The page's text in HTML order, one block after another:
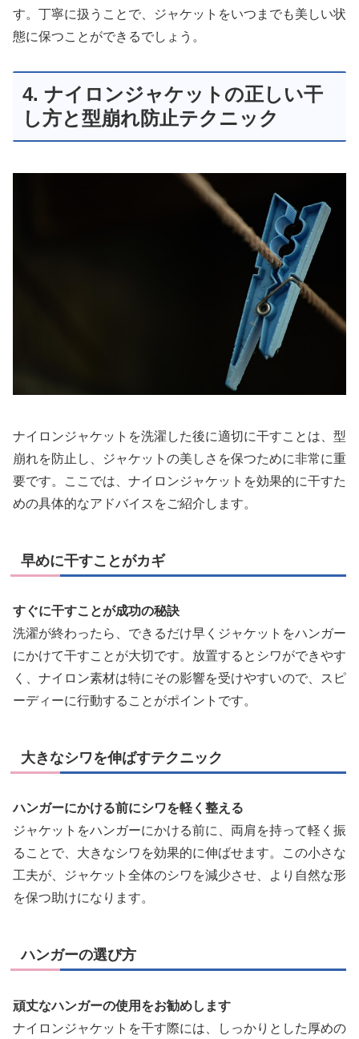
す。丁寧に扱うことで、ジャケットをいつまでも美しい状
態に保つことができるでしょう。
4. ナイロンジャケットの正しい干
し方と型崩れ防止テクニック
ナイロンジャケットを洗濯した後に適切に干すことは、型
崩れを防止し、ジャケットの美しさを保つために非常に重
要です。ここでは、ナイロンジャケットを効果的に干すた
めの具体的なアドバイスをご紹介します。
早めに干すことがカギ
すぐに干すことが成功の秘訣
洗濯が終わったら、できるだけ早くジャケットをハンガー
にかけて干すことが大切です。放置するとシワができやす
く、ナイロン素材は特にその影響を受けやすいので、スピ
ーディーに行動することがポイントです。
大きなシワを伸ばすテクニック
ハンガーにかける前にシワを軽く整える
ジャケットをハンガーにかける前に、両肩を持って軽く振
ることで、大きなシワを効果的に伸ばせます。この小さな
工夫が、ジャケット全体のシワを減少させ、より自然な形
を保つ助けになります。
ハンガーの選び方
頑丈なハンガーの使用をお勧めします
ナイロンジャケットを干す際には、しっかりとした厚めの